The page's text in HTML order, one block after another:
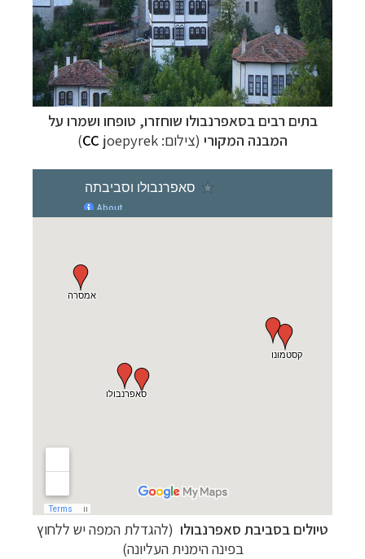
בתים רבים בסאפרנבולו שוחזרו, טופחו ושמרו על
המבנה המקורי (צילום: CC joepyrek)
טיולים בסביבת סאפרנבולו (להגדלת המפה יש ללחוץ
בפינה הימנית העליונה)
לחצו לרשימת היעדים »
תכנון טיולים למדינות אירופה
לחצו לרשימת היעדים
»
תכנוןטיולים לאמריקה הצפונית לחצו לרשימת